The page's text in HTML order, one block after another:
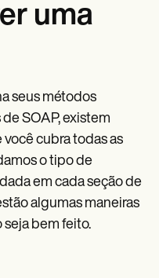
uma
seus métodos
SOAP, existem
cubra todas as
o tipo de
em cada seção de
algumas maneiras
bem feito.